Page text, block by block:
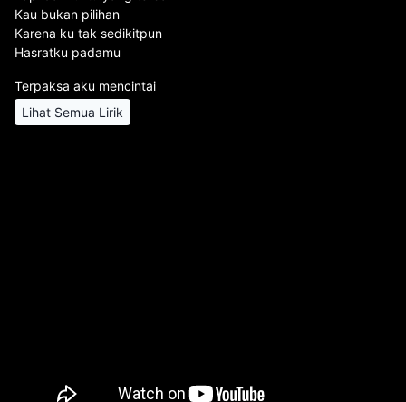
Kau bukan pilihan
Karena ku tak sedikitpun
Hasratku padamu
Terpaksa aku mencintai
Lihat Semua Lirik